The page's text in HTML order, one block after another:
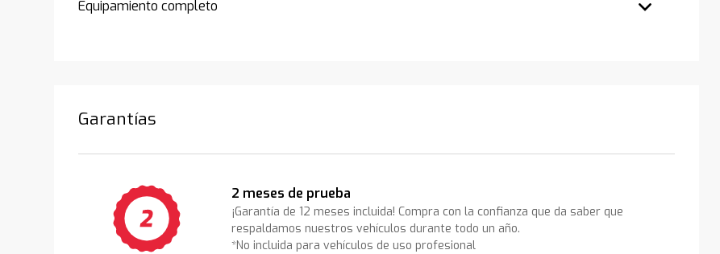
Equipamiento completo
Garantías
2 meses de prueba
¡Garantía de 12 meses incluida! Compra con la confianza que da saber que
respaldamos nuestros vehículos durante todo un año.
*No incluida para vehículos de uso profesional